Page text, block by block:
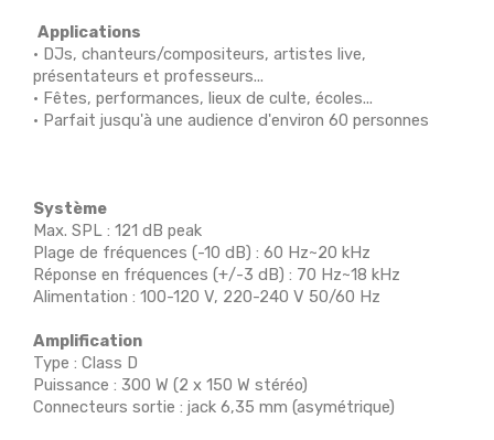
Applications
• DJs, chanteurs/compositeurs, artistes live,
présentateurs et professeurs...
• Fêtes, performances, lieux de culte, écoles...
• Parfait jusqu'à une audience d'environ 60 personnes
Système
Max. SPL : 121 dB peak
Plage de fréquences (-10 dB) : 60 Hz~20 kHz
Réponse en fréquences (+/-3 dB) : 70 Hz~18 kHz
Alimentation : 100-120 V, 220-240 V 50/60 Hz
Amplification
Type : Class D
Puissance : 300 W (2 x 150 W stéréo)
Connecteurs sortie : jack 6,35 mm (asymétrique)